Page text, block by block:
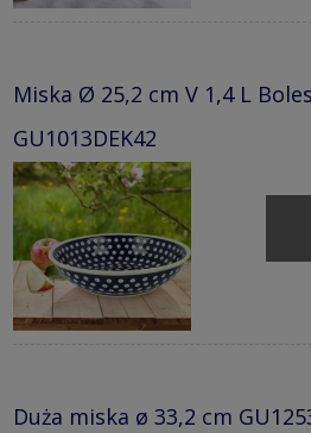
Miska Ø 25,2 cm V 1,4 L
GU1013DEK42
Duża miska ø 33,2 cm